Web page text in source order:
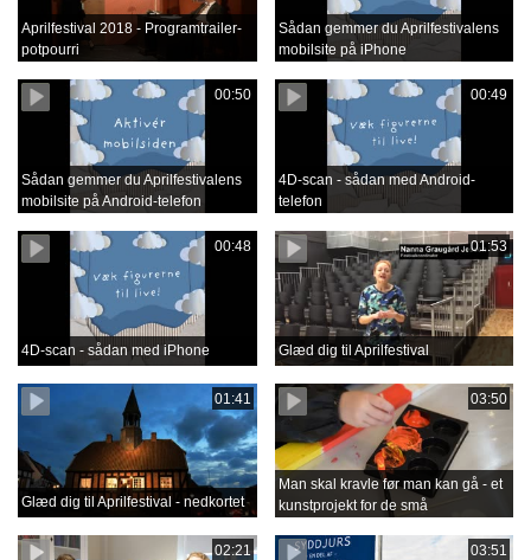
Aprilfestival 2018 - Programtrailer-
potpourri
Sådan gemmer du Aprilfestivalens
mobilsite på iPhone
00:50
Sådan gemmer du Aprilfestivalens
mobilsite på Android-telefon
00:49
4D-scan - sådan med Android-
telefon
00:48
4D-scan - sådan med iPhone
01:53
Glæd dig til Aprilfestival
01:41
Glæd dig til Aprilfestival - nedkortet
03:50
Man skal kravle før man kan gå - et
kunstprojekt for de små
02:21 03:51